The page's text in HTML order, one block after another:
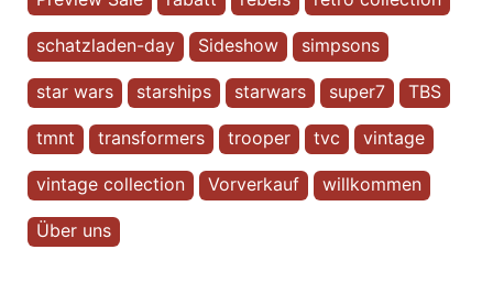
schatzladen-day Sideshow simpsons
star wars starships starwars super7 TBS
tmnt transformers trooper tvc vintage
vintage collection Vorverkauf willkommen
Über uns